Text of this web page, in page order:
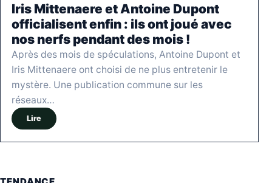
Iris Mittenaere et Antoine Dupont
officialisent enfin : ils ont joué avec
nos nerfs pendant des mois !
Après des mois de spéculations, Antoine Dupont et
Iris Mittenaere ont choisi de ne plus entretenir le
mystère. Une publication commune sur les
réseaux…
Lire